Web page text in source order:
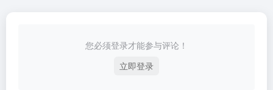
您必须登录才能参与评论！
立即登录